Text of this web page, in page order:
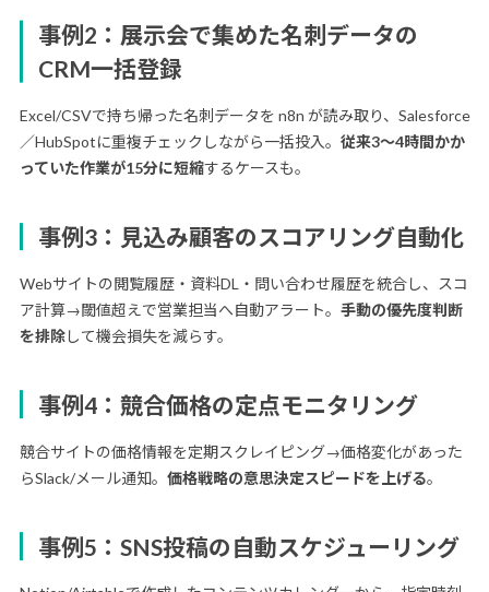
事例2：展示会で集めた名刺データの
CRM一括登録
Excel/CSVで持ち帰った名刺データを n8n が読み取り、Salesforce
／HubSpotに重複チェックしながら一括投入。 従来3〜4時間かか
っていた作業が15分に短縮するケースも。
事例3：見込み顧客のスコアリング自動化
Webサイトの閲覧履歴・資料DL・問い合わせ履歴を統合し、スコ
ア計算→閾値超えで営業担当へ自動アラート。 手動の優先度判断
を排除して機会損失を減らす。
事例4：競合価格の定点モニタリング
競合サイトの価格情報を定期スクレイピング→価格変化があった
らSlack/メール通知。 価格戦略の意思決定スピードを上げる。
事例5：SNS投稿の自動スケジューリング